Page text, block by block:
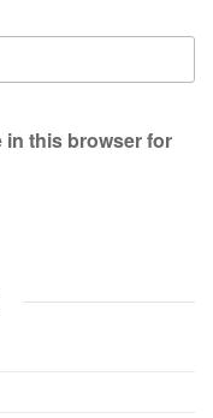
in this browser for